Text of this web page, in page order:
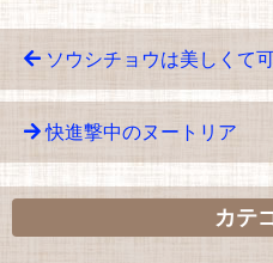
ソウシチョウは美しくて
快進撃中のヌートリア
カテ